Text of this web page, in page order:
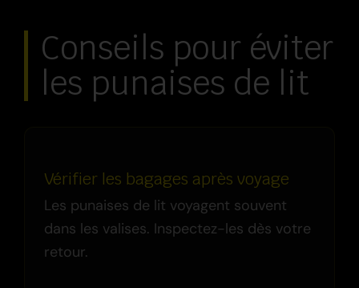
Conseils pour éviter
les punaises de lit
Vérifier les bagages après voyage
Les punaises de lit voyagent souvent
dans les valises. Inspectez-les dès votre
retour.